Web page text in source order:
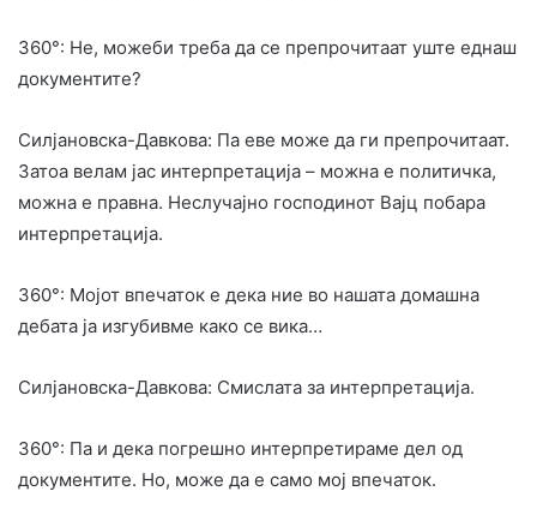
360°: Не, можеби треба да се препрочитаат уште еднаш
документите?
Силјановска-Давкова: Па еве може да ги препрочитаат.
Затоа велам јас интерпретација – можна е политичка,
можна е правна. Неслучајно господинот Вајц побара
интерпретација.
360°: Мојот впечаток е дека ние во нашата домашна
дебата ја изгубивме како се вика…
Силјановска-Давкова: Смислата за интерпретација.
360°: Па и дека погрешно интерпретираме дел од
документите. Но, може да е само мој впечаток.